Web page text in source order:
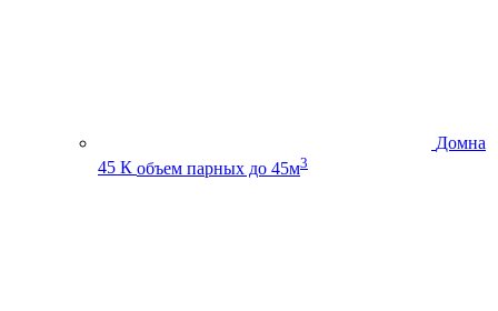
Домна
45 К объем парных до 45м3